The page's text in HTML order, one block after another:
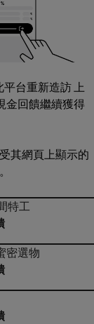
台重新造訪 上
金回饋繼續獲得
其網頁上顯示的
特工
特工
密選物
密選物